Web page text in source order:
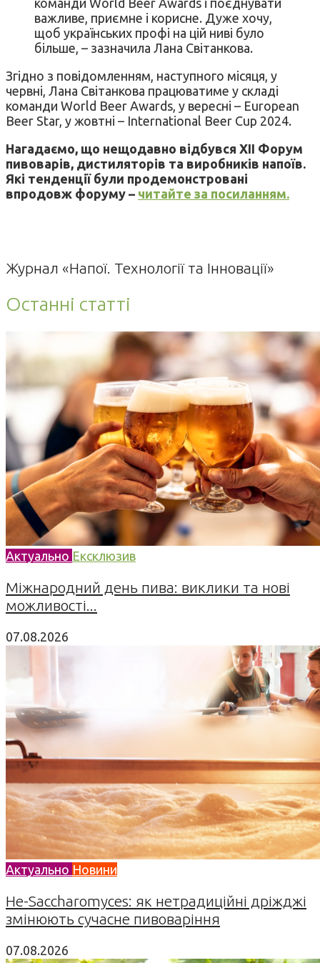
важливе, приємне і корисне. Дуже хочу,
щоб українських профі на цій ниві було
більше, – зазначила Лана Світанкова.
Згідно з повідомленням, наступного місяця, у
червні, Лана Світанкова працюватиме у складі
команди World Beer Awards, у вересні – European
Beer Star, у жовтні – International Beer Cup 2024.
Нагадаємо, що нещодавно відбувся XII Форум
пивоварів, дистиляторів та виробників напоїв.
Які тенденції були продемонстровані
впродовж форуму – читайте за посиланням.
Журнал «Напої. Технології та Інновації»
Останні статті
Актуально Ексклюзив
Міжнародний день пива: виклики та нові
можливості...
07.08.2026
Актуально Новини
Не-Saccharomyces: як нетрадиційні дріжджі
змінюють сучасне пивоваріння
07.08.2026